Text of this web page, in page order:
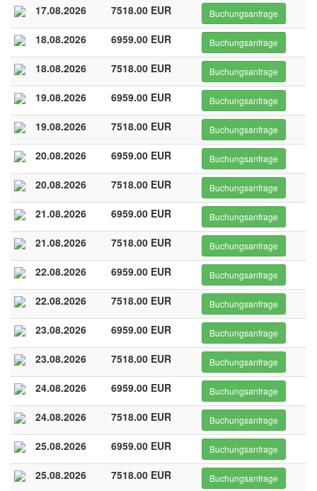
17.08.2026 7518.00 EUR Buchungsanfrage
18.08.2026 6959.00 EUR Buchungsanfrage
18.08.2026 7518.00 EUR Buchungsanfrage
19.08.2026 6959.00 EUR Buchungsanfrage
19.08.2026 7518.00 EUR Buchungsanfrage
20.08.2026 6959.00 EUR Buchungsanfrage
20.08.2026 7518.00 EUR Buchungsanfrage
21.08.2026 6959.00 EUR Buchungsanfrage
21.08.2026 7518.00 EUR Buchungsanfrage
22.08.2026 6959.00 EUR Buchungsanfrage
22.08.2026 7518.00 EUR Buchungsanfrage
23.08.2026 6959.00 EUR Buchungsanfrage
23.08.2026 7518.00 EUR Buchungsanfrage
24.08.2026 6959.00 EUR Buchungsanfrage
24.08.2026 7518.00 EUR Buchungsanfrage
25.08.2026 6959.00 EUR Buchungsanfrage
25.08.2026 7518.00 EUR Buchungsanfrage